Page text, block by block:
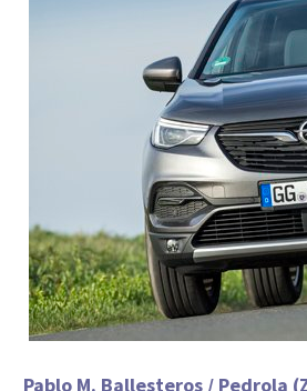
Pablo M. Ballesteros / Pedrola